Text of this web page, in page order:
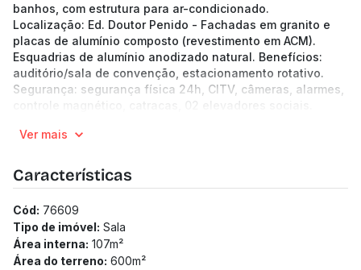
banhos, com estrutura para ar-condicionado.
Localização: Ed. Doutor Penido - Fachadas em granito e
placas de alumínio composto (revestimento em ACM).
Esquadrias de alumínio anodizado natural. Benefícios:
auditório/sala de convenção, estacionamento rotativo.
Segurança: segurança física 24h, CITV, câmeras, alarmes,
controle magnético, catracas, 02 elevadores sociais.
Ver mais
Características
Cód: 76609
Tipo de imóvel: Sala
Área interna: 107m²
Área do terreno: 600m²